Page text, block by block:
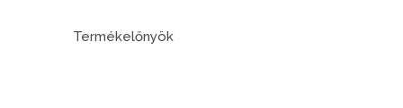
Termékelőnyök